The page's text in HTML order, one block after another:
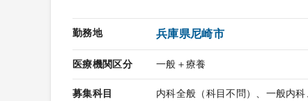
勤務地 兵庫県尼崎市
医療機関区分 一般＋療養
募集科目 内科全般（科目不問）、一般内